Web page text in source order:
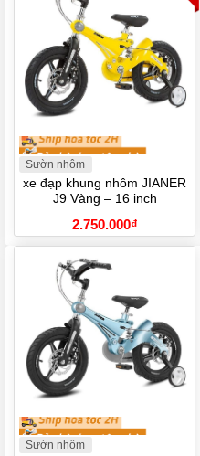
Sườn nhôm
xe đạp khung nhôm JIANER
J9 Vàng – 16 inch
2.750.000₫
Sườn nhôm